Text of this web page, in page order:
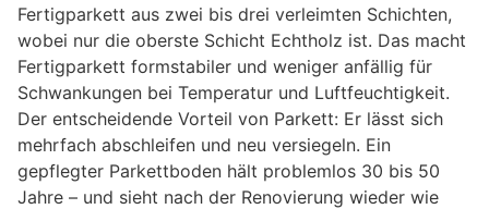
Fertigparkett aus zwei bis drei verleimten Schichten,
wobei nur die oberste Schicht Echtholz ist. Das macht
Fertigparkett formstabiler und weniger anfällig für
Schwankungen bei Temperatur und Luftfeuchtigkeit.
Der entscheidende Vorteil von Parkett: Er lässt sich
mehrfach abschleifen und neu versiegeln. Ein
gepflegter Parkettboden hält problemlos 30 bis 50
Jahre – und sieht nach der Renovierung wieder wie